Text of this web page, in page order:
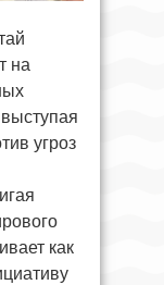
на
угроз
как